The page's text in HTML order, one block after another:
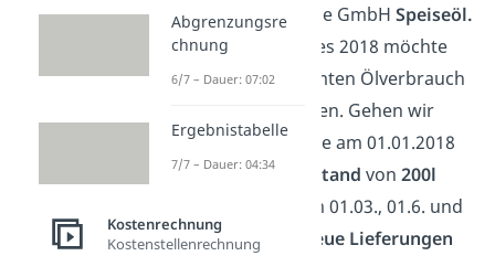
benötigt die Simple GmbH Speiseöl.
Am Ende des Jahres 2018 möchte
sie nun den gesamten Ölverbrauch
für 2018 bestimmen. Gehen wir
davon aus, dass sie am 01.01.2018
einenAnfangsbestand von 200l
Speiseöl hatte. Am 01.03., 01.6. und
01.09. kommen
neue Lieferungen
Abgrenzungsre
chnung
6/7 – Dauer: 07:02
Ergebnistabelle
7/7 – Dauer: 04:34
Kostenrechnung
Kostenstellenrechnung